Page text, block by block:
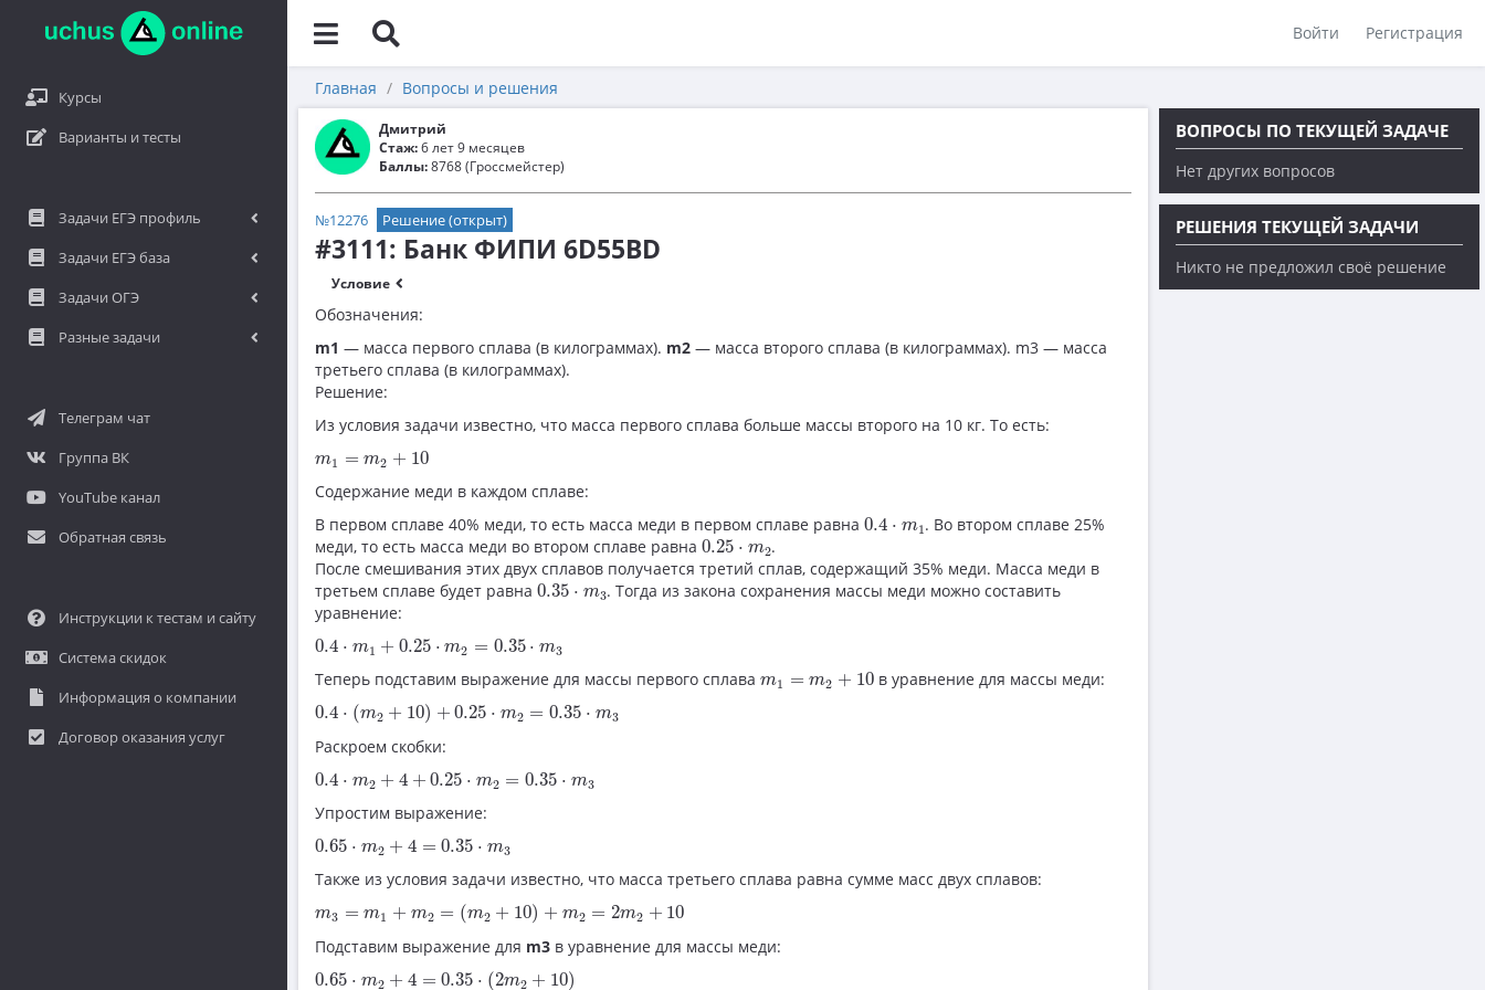
Войти Регистрация
Курсы
Варианты и тесты
Задачи ЕГЭ профиль
Задачи ЕГЭ база
Задачи ОГЭ
Разные задачи
Телеграм чат
Группа ВК
YouTube канал
Обратная связь
Инструкции к тестам и сайту
Система скидок
Информация о компании
Договор оказания услуг
Главная Вопросы и решения
Дмитрий
Стаж:6 лет 9 месяцев
Баллы:8768 (Гроссмейстер)
№12276 Решение (открыт)
#3111: Банк ФИПИ 6D55BD
Условие
Обозначения:
m1 — масса первого сплава (в килограммах). m2 — масса второго сплава (в килограммах). m3 — масса
третьего сплава (в килограммах).
Решение:
Из условия задачи известно, что масса первого сплава больше массы второго на 10 кг. То есть:
m1 = m2 + 10
m =m2 10
Содержание меди в каждом сплаве:
В первом сплаве 40% меди, то есть масса меди в первом сплаве равна 0.4 ⋅ m1
0.4 m1 . Во втором сплаве 25%
меди, то есть масса меди во втором сплаве равна 0.25 ⋅ m2
0.25 m .
После смешивания этих двух сплавов получается третий сплав, содержащий 35% меди. Масса меди в
третьем сплаве будет равна 0.35 ⋅ m3
0.35 m . Тогда из закона сохранения массы меди можно составить
уравнение:
0.4 ⋅ m1 + 0.25 ⋅ m2 = 0.35 ⋅ m3
0.4 m1 + 0.25⋅ m2 0.35⋅m 3
Теперь подставим выражение для массы первого сплава m1 = m2 + 10
m =m2 10 в уравнение для массы меди:
0.4 ⋅ (m2 + 10) + 0.25 ⋅ m2 = 0.35 ⋅ m3
0.4 m2 10)+ 0.25⋅m 2= 0.35⋅ m3
Раскроем скобки:
0.4 ⋅ m2 + 4 + 0.25 ⋅ m2 = 0.35 ⋅ m3
0.4 m2 + + 0.25⋅m 2= 0.35⋅ m
Упростим выражение:
0.65 ⋅ m2 + 4 = 0.35 ⋅ m3
0.65 m + = 0.35⋅m 3
Также из условия задачи известно, что масса третьего сплава равна сумме масс двух сплавов:
m3 = m1 + m2 = (m2 + 10) + m2 = 2m2 + 10
m m1 m 2= 2+10 ) +m2 = 2m 10
Подставим выражение для m3 в уравнение для массы меди:
0.65 ⋅ m2 + 4 = 0.35 ⋅ (2m2 + 10)
0.65 m + = 0.35⋅(2 m2+ 10
ВОПРОСЫ ПО ТЕКУЩЕЙ ЗАДАЧЕ
Нет других вопросов
РЕШЕНИЯ ТЕКУЩЕЙ ЗАДАЧИ
Никто не предложил своё решение